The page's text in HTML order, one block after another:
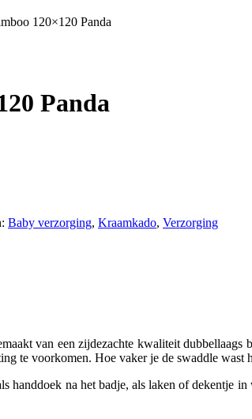
120×120 Panda
Panda
Baby verzorging, Kraamkado, Verzorging
van een zijdezachte kwaliteit
te voorkomen. Hoe vaker je de swaddle wast
handdoek na het badje, als laken of dekentje